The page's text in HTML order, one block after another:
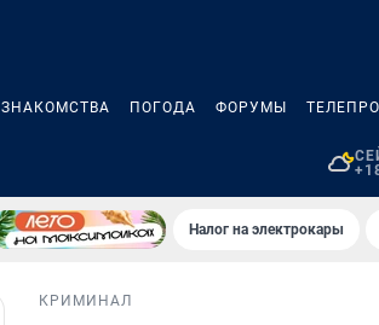
ЗНАКОМСТВА ПОГОДА ФОРУМЫ
Налог на электрокары
КРИМИНАЛ